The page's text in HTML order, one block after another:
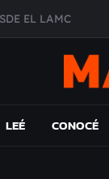
EL LAMC
DE ÉPOCA EN
LEÉ CONOCÉ